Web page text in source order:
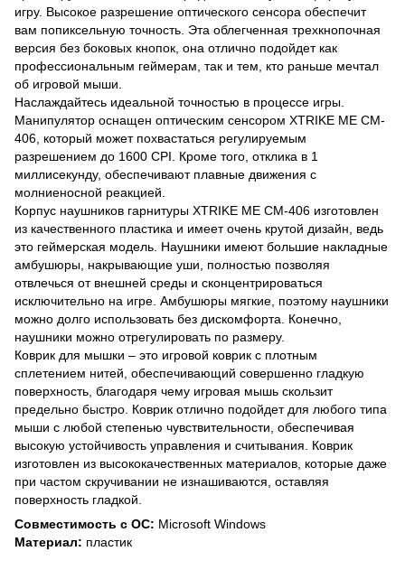
игру. Высокое разрешение оптического сенсора обеспечит
вам попиксельную точность. Эта облегченная трехкнопочная
версия без боковых кнопок, она отлично подойдет как
профессиональным геймерам, так и тем, кто раньше мечтал
об игровой мыши.
Наслаждайтесь идеальной точностью в процессе игры.
Манипулятор оснащен оптическим сенсором XTRIKE ME CM-
406, который может похвастаться регулируемым
разрешением до 1600 CPI. Кроме того, отклика в 1
миллисекунду, обеспечивают плавные движения с
молниеносной реакцией.
Корпус наушников гарнитуры XTRIKE ME CM-406 изготовлен
из качественного пластика и имеет очень крутой дизайн, ведь
это геймерская модель. Наушники имеют большие накладные
амбушюры, накрывающие уши, полностью позволяя
отвлечься от внешней среды и сконцентрироваться
исключительно на игре. Амбушюры мягкие, поэтому наушники
можно долго использовать без дискомфорта. Конечно,
наушники можно отрегулировать по размеру.
Коврик для мышки – это игровой коврик с плотным
сплетением нитей, обеспечивающий совершенно гладкую
поверхность, благодаря чему игровая мышь скользит
предельно быстро. Коврик отлично подойдет для любого типа
мыши с любой степенью чувствительности, обеспечивая
высокую устойчивость управления и считывания. Коврик
изготовлен из высококачественных материалов, которые даже
при частом скручивании не изнашиваются, оставляя
поверхность гладкой.
Совместимость с ОС: Microsoft Windows
Материал: пластик